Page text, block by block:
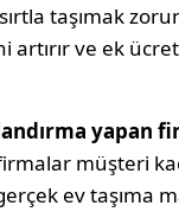
taşımak
artırır ve ek
yapan
müşteri
ev taşıma